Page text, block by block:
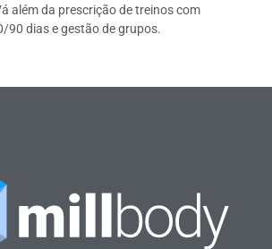
além da prescrição de treinos com
90 dias e gestão de grupos.